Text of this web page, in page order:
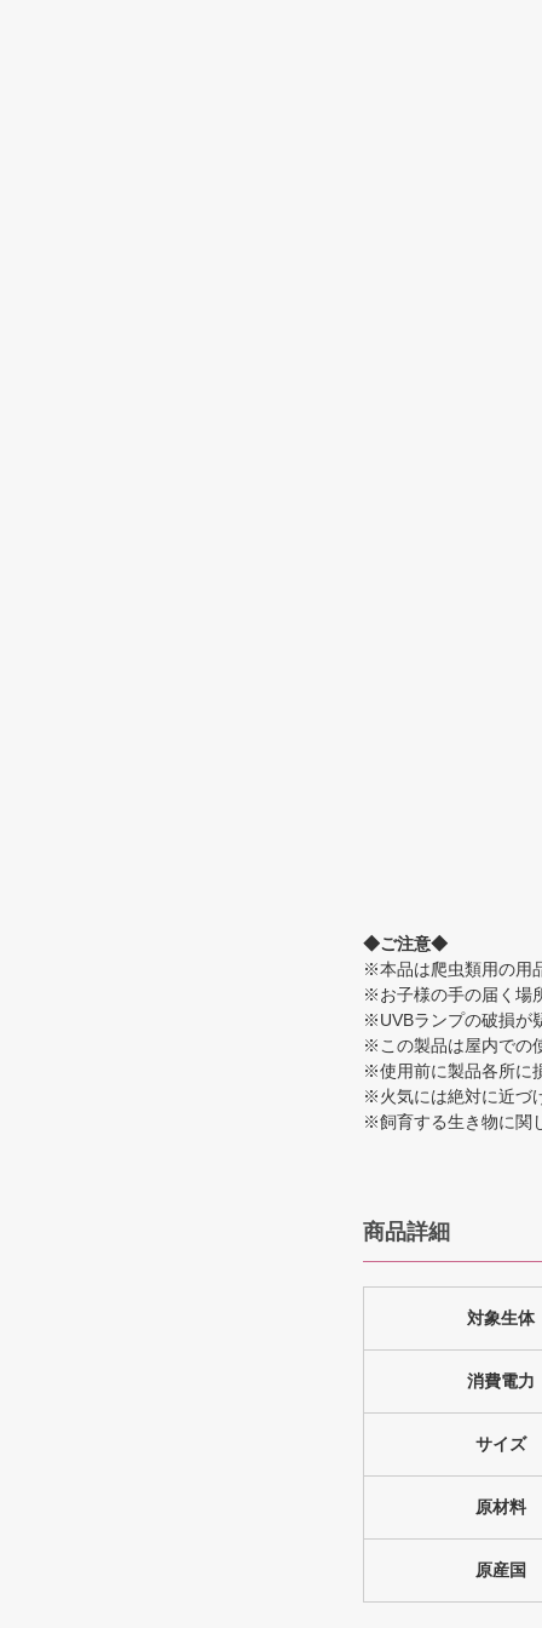
◆ご注意◆
※本品は爬虫類用の用
※お子様の手の届く場
※UVBランプの破損が
※この製品は屋内での
※使用前に製品各所に
※火気には絶対に近づ
※飼育する生き物に関
商品詳細
対象生体
消費電力
サイズ
原材料
原産国